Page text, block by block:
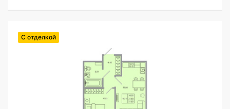
С отделкой